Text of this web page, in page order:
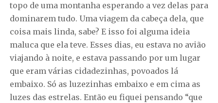
topo de uma montanha esperando a vez delas para
dominarem tudo. Uma viagem da cabeça dela, que
coisa mais linda, sabe? E isso foi alguma ideia
maluca que ela teve. Esses dias, eu estava no avião
viajando à noite, e estava passando por um lugar
que eram várias cidadezinhas, povoados lá
embaixo. Só as luzezinhas embaixo e em cima as
luzes das estrelas. Então eu fiquei pensando “que